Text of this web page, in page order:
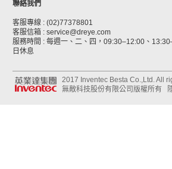
聯絡我們
客服專線 : (02)77378801
客服信箱 : service@dreye.com
服務時間 : 每週一、二、四，09:30–12:00、
日休息
2017 Inventec Besta Co.,Ltd. All
無敵科技股份有限公司版權所有